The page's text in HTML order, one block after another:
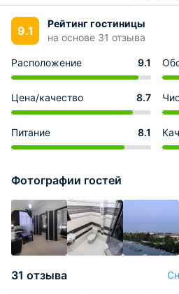
9.1
Рейтинг гостиницы
на основе 31 отзыва
Расположение 9.1
Цена/качество 8.7
Питание 8.1
Фотографии гостей
31 отзыва